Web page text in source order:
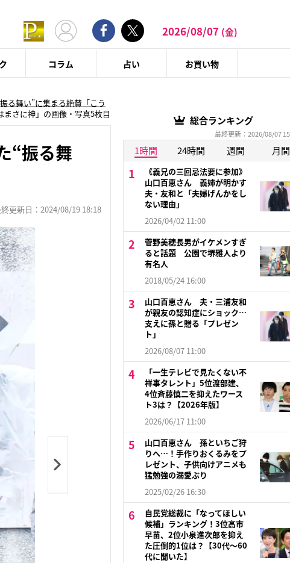
2026/08/07 (金)
コラム 占い お買い物
る舞い”に集まる絶賛「こう
さに神」の画像・写真5枚目
“振る舞
更新日：2024/08/19 18:18
総合ランキング
最終更新：2026/08/07
1時間 24時間 週間 月間
《義兄の三回忌法要に参加》
山口百恵さん 義姉が明かす
夫・友和と「夫婦げんかをし
ない理由」
2026/04/02 11:00
菅野美穂長男がイケメンすぎ
ると話題 公園で堺雅人より
有名人
2018/05/24 16:00
山口百恵さん 夫・三浦友和
が親友の認知症にショック…
支えに孫と贈る「プレゼン
ト」
2026/08/07 11:00
「一生テレビで見たくない不
祥事タレント」5位渡部建、
4位斉藤慎二を抑えたワース
ト3は？【2026年版】
2026/06/17 11:00
山口百恵さん 孫といちご狩
りへ…！手作りおくるみをプ
レゼント、子供向けアニメも
猛勉強の溺愛ぶり
2025/02/26 16:30
自民党総裁に「なってほしい
候補」ランキング！3位高市
早苗、2位小泉進次郎を抑え
た圧倒的1位は？【30代〜60
代に聞いた】